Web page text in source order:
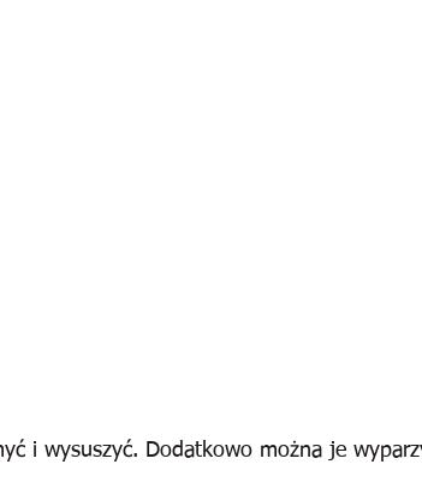
i wysuszyć. Dodatkowo można je